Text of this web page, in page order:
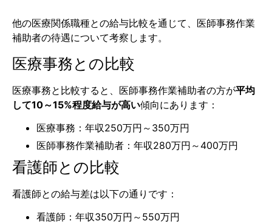
他の医療関係職種との給与比較を通じて、医師事務作業
補助者の待遇について考察します。
医療事務との比較
医療事務と比較すると、医師事務作業補助者の方が平均
して10～15%程度給与が高い傾向にあります：
医療事務：年収250万円～350万円
医師事務作業補助者：年収280万円～400万円
看護師との比較
看護師との給与差は以下の通りです：
看護師：年収350万円～550万円